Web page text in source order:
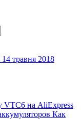
14 травня 2018
VTC6 на AliExpress
Как